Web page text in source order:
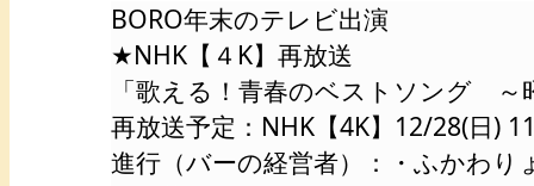
BORO年末のテレビ出演
★NHK【４K】再放送
「歌える！青春のベストソング ～
再放送予定：NHK【4K】12/28(日)
進行（バーの経営者）：・ふかわ